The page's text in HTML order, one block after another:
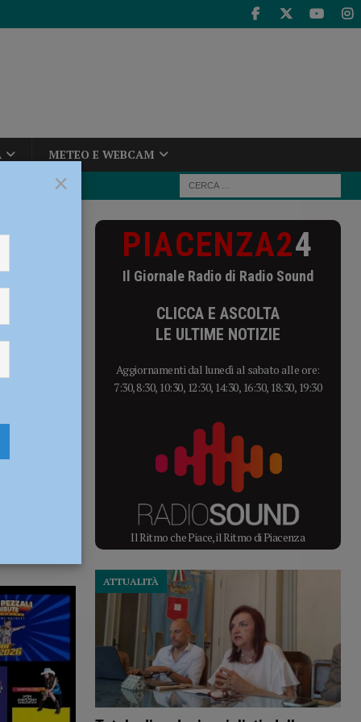
METEO E WEBCAM
lo
staff
PIACENZA24
Il Giornale Radio di Radio Sound
CLICCA E ASCOLTA
LE ULTIME NOTIZIE
Aggiornamenti dal lunedì al sabato alle ore:
7:30, 8:30, 10:30, 12:30, 14:30, 16:30, 18:30, 19:30
Il Ritmo che Piace, il Ritmo di Piacenza
ATTUALITÀ
×